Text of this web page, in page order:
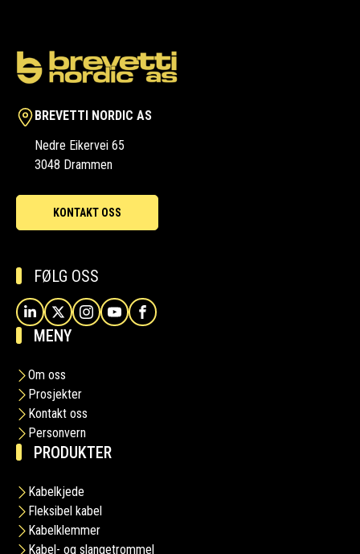
BREVETTI NORDIC AS
Nedre Eikervei 65
3048 Drammen
KONTAKT OSS
FØLG OSS
MENY
Om oss
Prosjekter
Kontakt oss
Personvern
PRODUKTER
Kabelkjede
Fleksibel kabel
Kabelklemmer
Kabel- og slangetrommel